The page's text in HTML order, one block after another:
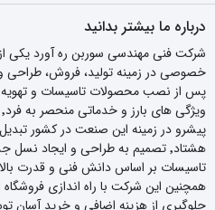
درباره ما بیشتر بدانید
شرکت فنی مهندسی سوربن ره آورد یکی
خصوصی در زمینه تولید، فروش، طراحی
پس از نصب محصولات تاسیسات و تهویه
پیشرو در زمینه این صنعت در کشور
هشتاد٬ تصمیم به طراحی و ایجاد
تاسیسات بر اساس دانش فنی و قدرت
جلوگیری از هزینه اضافی و خرید آسان